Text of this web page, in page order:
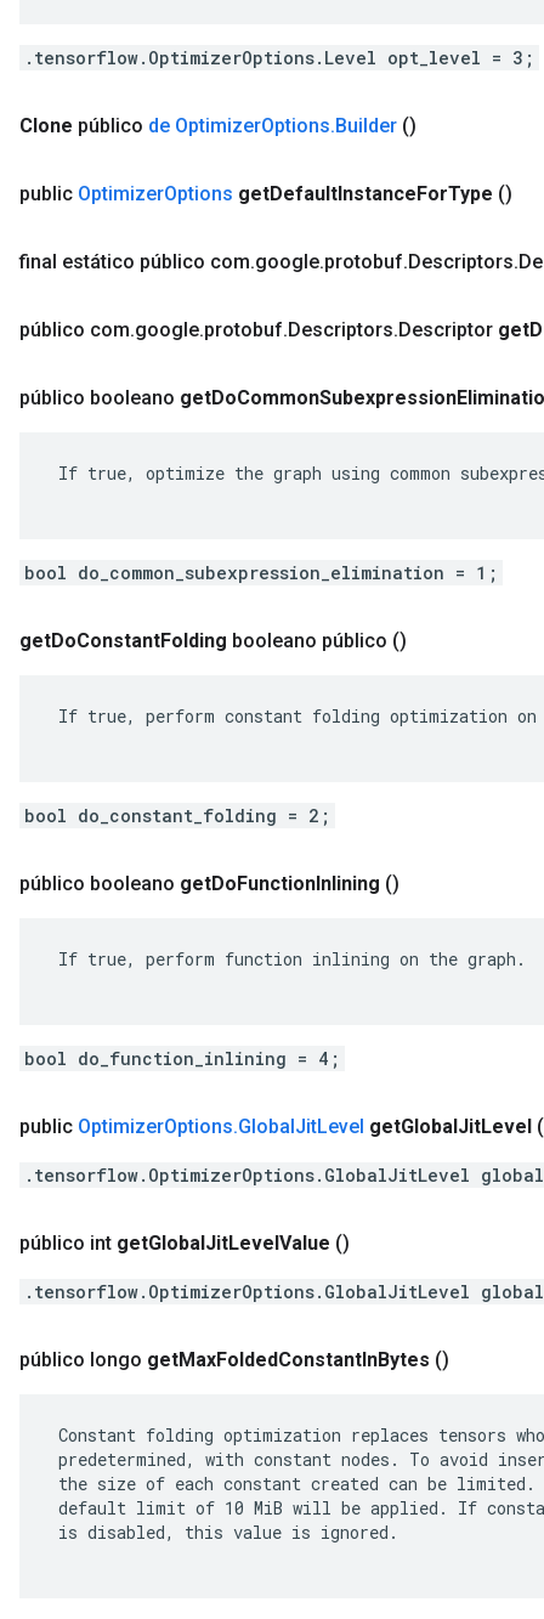
.tensorflow.OptimizerOptions.Level opt_level = 3;
Clone público de OptimizerOptions.Builder ()
public OptimizerOptions getDefaultInstanceForType ()
final estático público com.google.protobuf.Descriptors.
público com.google.protobuf.Descriptors.Descriptor get
público booleano getDoCommonSubexpression
If true, optimize the graph using common
bool do_common_subexpression_elimination = 1;
getDoConstantFolding booleano público ()
If true, perform constant folding optimization on
bool do_constant_folding = 2;
público booleano getDoFunctionInlining ()
If true, perform function inlining on the graph.
bool do_function_inlining = 4;
public OptimizerOptions.GlobalJitLevel getGlobalJitLevel
.tensorflow.OptimizerOptions.GlobalJitLevel
público int getGlobalJitLevelValue ()
.tensorflow.OptimizerOptions.GlobalJitLevel
público longo getMaxFoldedConstantInBytes ()
Constant folding optimization replaces tensors
predetermined, with constant nodes. To avoid
the size of each constant created can be
default limit of 10 MiB will be applied. If
is disabled, this value is ignored.